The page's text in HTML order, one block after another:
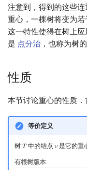
回文树
序列自动机
Lyndon 分解
Main–Lorentz 算法
概率论
博弈论
序理论
杨氏矩阵
拟阵
Berlekamp–Massey 算
可持久化数据结构
树套树
动态树
析合树
PQ 树
手指树
Kahan 求和
珂朵莉树/颜色段均摊
注意到，得到的这些
重心，一棵树将变为
这一特性使得在树上
是 点分治 ，也称为树
性质
本节讨论重心的性质．
等价定义
树 𝑇
T中的结点 𝑣
v是它的重
有根树版本